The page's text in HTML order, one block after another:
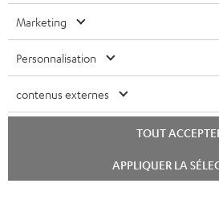
ULTIMA
ÉCOUTEURS INTRA-AURICULAIRES
FANSHOP
MANAGEMENT
DEVELOPPEMENT DURABLE
VALEURS
POLOGNE
ESPAGNE
erreurs. Les accessoires figurant sur l’image ne
livraison. D’éventuels frais d’élimination des
Marketing
Personnalisation
contenus externes
TOUT
APPLIQUER LA